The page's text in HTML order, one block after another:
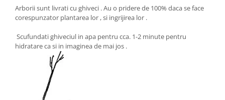
Arborii sunt livrati cu ghiveci . Au o pridere de 100% daca se face
corespunzator plantarea lor , si ingrijirea lor .
Scufundati ghiveciul in apa pentru cca. 1-2 minute pentru
hidratare ca si in imaginea de mai jos .